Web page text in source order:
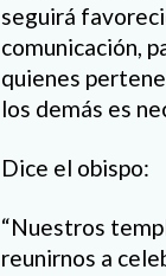
seguirá
comunicación,
quienes
los demás es
Dice el obispo:
“Nuestros
reunirnos a